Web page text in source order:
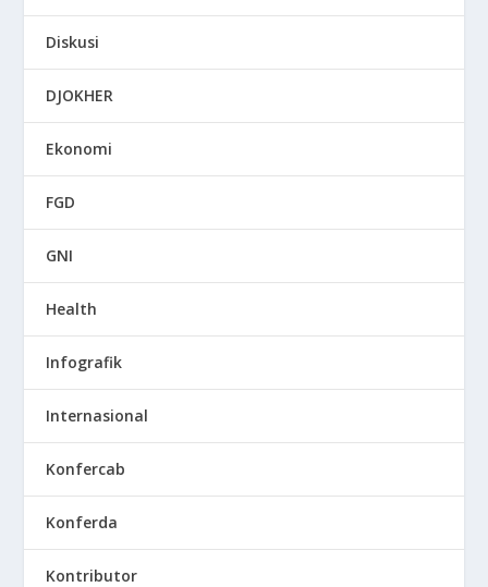
Diskusi
DJOKHER
Ekonomi
FGD
GNI
Health
Infografik
Internasional
Konfercab
Konferda
Kontributor